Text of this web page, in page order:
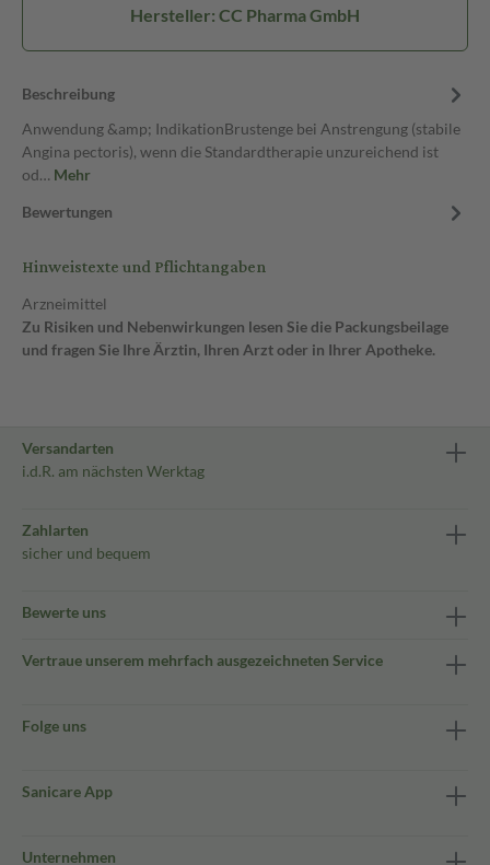
Hersteller: CC Pharma GmbH
Beschreibung
Anwendung &amp; IndikationBrustenge bei Anstrengung (stabile
Angina pectoris), wenn die Standardtherapie unzureichend ist
od… Mehr
Bewertungen
Hinweistexte und Pflichtangaben
Arzneimittel
Zu Risiken und Nebenwirkungen lesen Sie die Packungsbeilage
und fragen Sie Ihre Ärztin, Ihren Arzt oder in Ihrer Apotheke.
Versandarten
i.d.R. am nächsten Werktag
Zahlarten
sicher und bequem
Bewerte uns
Vertraue unserem mehrfach ausgezeichneten Service
Folge uns
Sanicare App
Unternehmen